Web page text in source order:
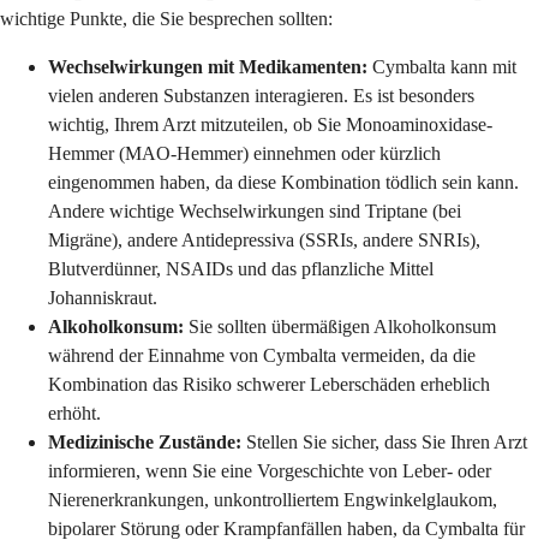
wichtige Punkte, die Sie besprechen sollten:
Wechselwirkungen mit Medikamenten: Cymbalta kann mit
vielen anderen Substanzen interagieren. Es ist besonders
wichtig, Ihrem Arzt mitzuteilen, ob Sie Monoaminoxidase-
Hemmer (MAO-Hemmer) einnehmen oder kürzlich
eingenommen haben, da diese Kombination tödlich sein kann.
Andere wichtige Wechselwirkungen sind Triptane (bei
Migräne), andere Antidepressiva (SSRIs, andere SNRIs),
Blutverdünner, NSAIDs und das pflanzliche Mittel
Johanniskraut.
Alkoholkonsum: Sie sollten übermäßigen Alkoholkonsum
während der Einnahme von Cymbalta vermeiden, da die
Kombination das Risiko schwerer Leberschäden erheblich
erhöht.
Medizinische Zustände: Stellen Sie sicher, dass Sie Ihren Arzt
informieren, wenn Sie eine Vorgeschichte von Leber- oder
Nierenerkrankungen, unkontrolliertem Engwinkelglaukom,
bipolarer Störung oder Krampfanfällen haben, da Cymbalta für